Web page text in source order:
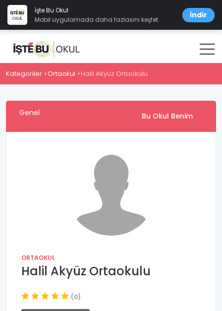
İşte Bu Okul
Mobil uygulamada daha fazlasını keşfet
İndir
Kategoriler Ortaokul Halil Akyüz Ortaokulu
Genel Bu Okul Benim
ORTAOKUL
Halil Akyüz Ortaokulu
(0)